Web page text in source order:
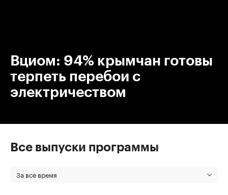
Вциом: 94% крымчан готовы
терпеть перебои с
электричеством
Все выпуски программы
За все время